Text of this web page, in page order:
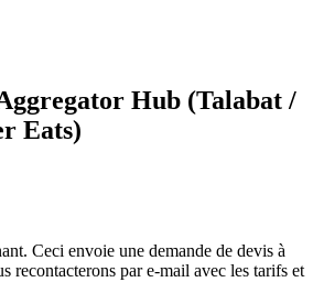
Hub (Talabat /
Eats)
Ceci envoie une demande de devis à
recontacterons par e-mail avec les tarifs et